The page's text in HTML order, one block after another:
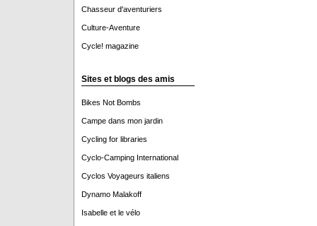
Chasseur d'aventuriers
Culture-Aventure
Cycle! magazine
Sites et blogs des amis
Bikes Not Bombs
Campe dans mon jardin
Cycling for libraries
Cyclo-Camping International
Cyclos Voyageurs italiens
Dynamo Malakoff
Isabelle et le vélo